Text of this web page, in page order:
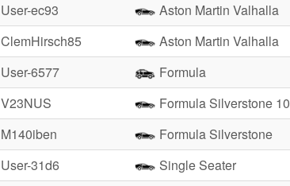
User-ec93
Aston Martin Valhalla
ClemHirsch85
Aston Martin Valhalla
User-6577
Formula
V23NUS
Formula Silverstone 10
M140iben
Formula Silverstone
User-31d6
Single Seater